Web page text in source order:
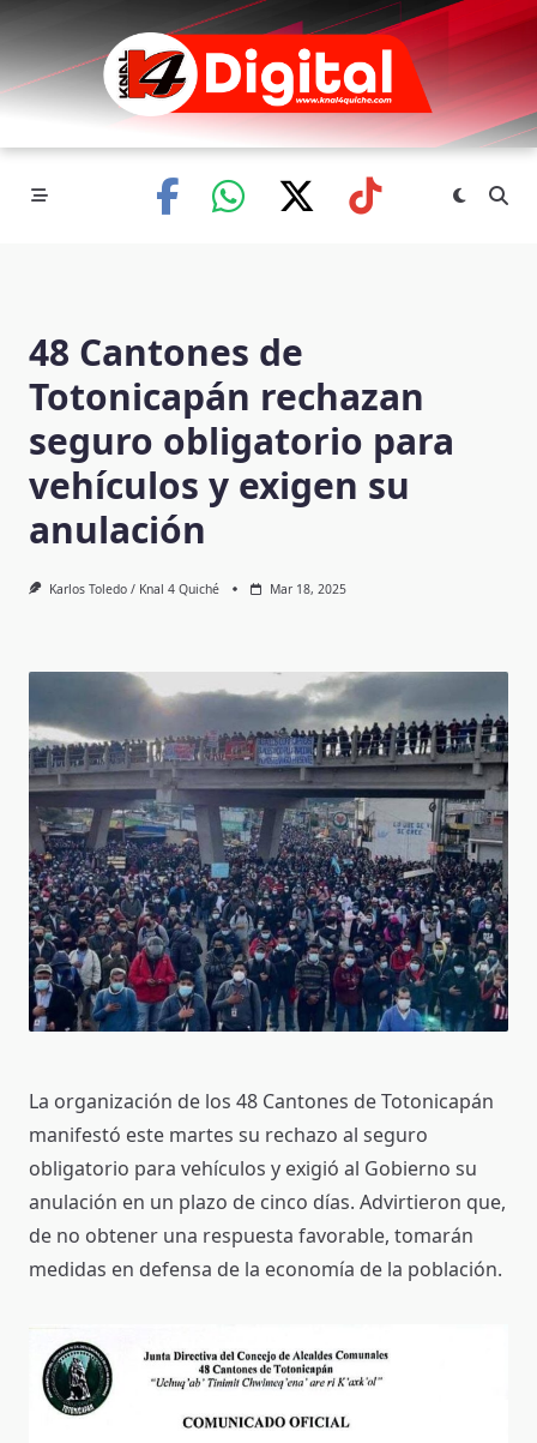
Skip
content
48 Cantones de
Totonicapán rechazan
seguro obligatorio para
vehículos y exigen su
anulación
Karlos Toledo / Knal 4 Quiché Mar 18, 2025
La organización de los 48 Cantones de Totonicapán
manifestó este martes su rechazo al seguro
obligatorio para vehículos y exigió al Gobierno su
anulación en un plazo de cinco días. Advirtieron que,
de no obtener una respuesta favorable, tomarán
medidas en defensa de la economía de la población.